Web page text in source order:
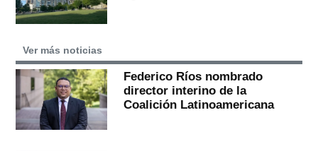
Ver más noticias
Federico Ríos nombrado
director interino de la
Coalición Latinoamericana